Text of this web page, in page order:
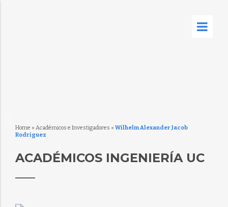
Home » Académicos e Investigadores » Wilhelm Alexander Jacob
Rodriguez
ACADÉMICOS INGENIERÍA UC